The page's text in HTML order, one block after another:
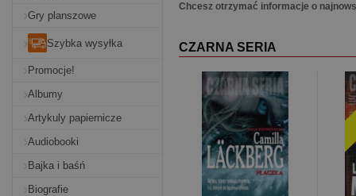
Gry planszowe
Szybka wysyłka
Promocje!
Albumy
Artykuly papiernicze
Audiobooki
Bajka i baśń
Biografie
Chcesz otrzymać informacje o
CZARNA SERIA